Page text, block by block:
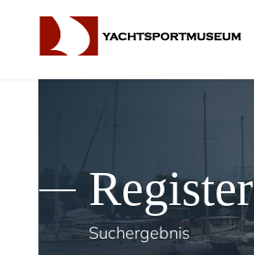
Register
Suchergebnis